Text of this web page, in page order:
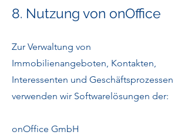
8. Nutzung von onOffice
Zur Verwaltung von
Immobilienangeboten, Kontakten,
Interessenten und Geschäftsprozessen
verwenden wir Softwarelösungen der:
onOffice GmbH